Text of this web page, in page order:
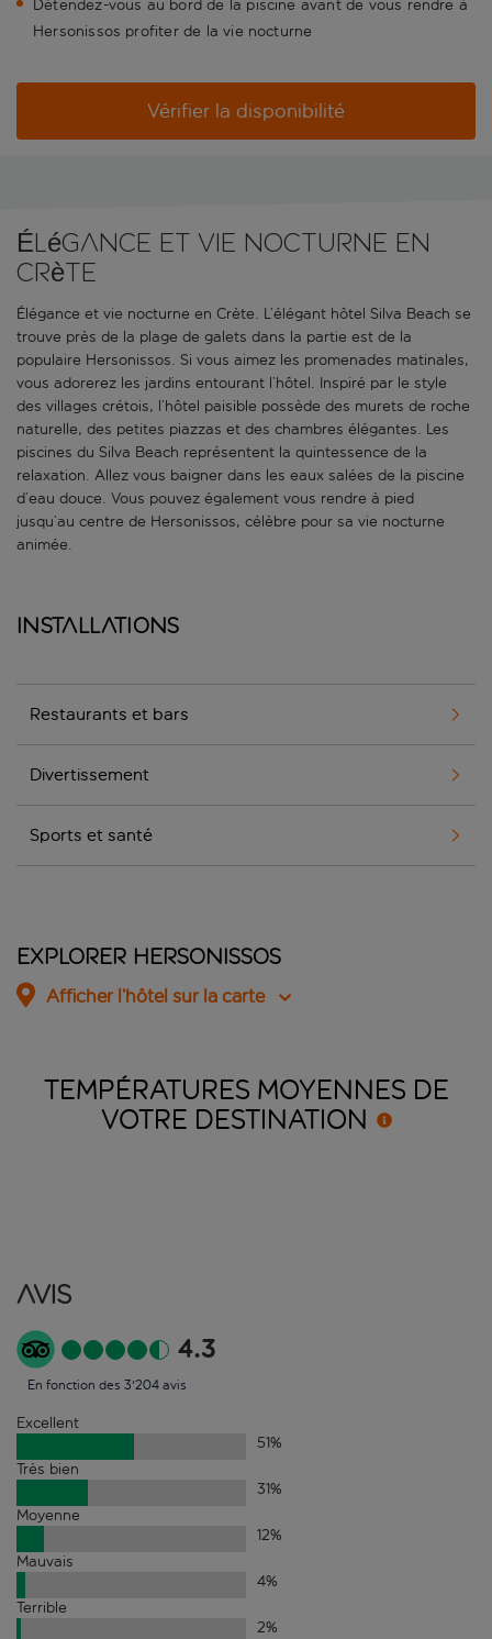
Détendez-vous au bord de la piscine avant de vous rendre à
Hersonissos profiter de la vie nocturne
Vérifier la disponibilité
Élégance et vie nocturne en
Crète
Élégance et vie nocturne en Crète. L’élégant hôtel Silva Beach se
trouve près de la plage de galets dans la partie est de la
populaire Hersonissos. Si vous aimez les promenades matinales,
vous adorerez les jardins entourant l’hôtel. Inspiré par le style
des villages crétois, l’hôtel paisible possède des murets de roche
naturelle, des petites piazzas et des chambres élégantes. Les
piscines du Silva Beach représentent la quintessence de la
relaxation. Allez vous baigner dans les eaux salées de la piscine
d’eau douce. Vous pouvez également vous rendre à pied
jusqu’au centre de Hersonissos, célèbre pour sa vie nocturne
animée.
Installations
Restaurants et bars
Divertissement
Sports et santé
Explorer Hersonissos
Afficher l’hôtel sur la carte
TEMPÉRATURES MOYENNES DE
VOTRE DESTINATION
Avis
4.3
En fonction des 3'204 avis
Excellent
51%
Très bien
31%
Moyenne
12%
Mauvais
4%
Terrible
2%